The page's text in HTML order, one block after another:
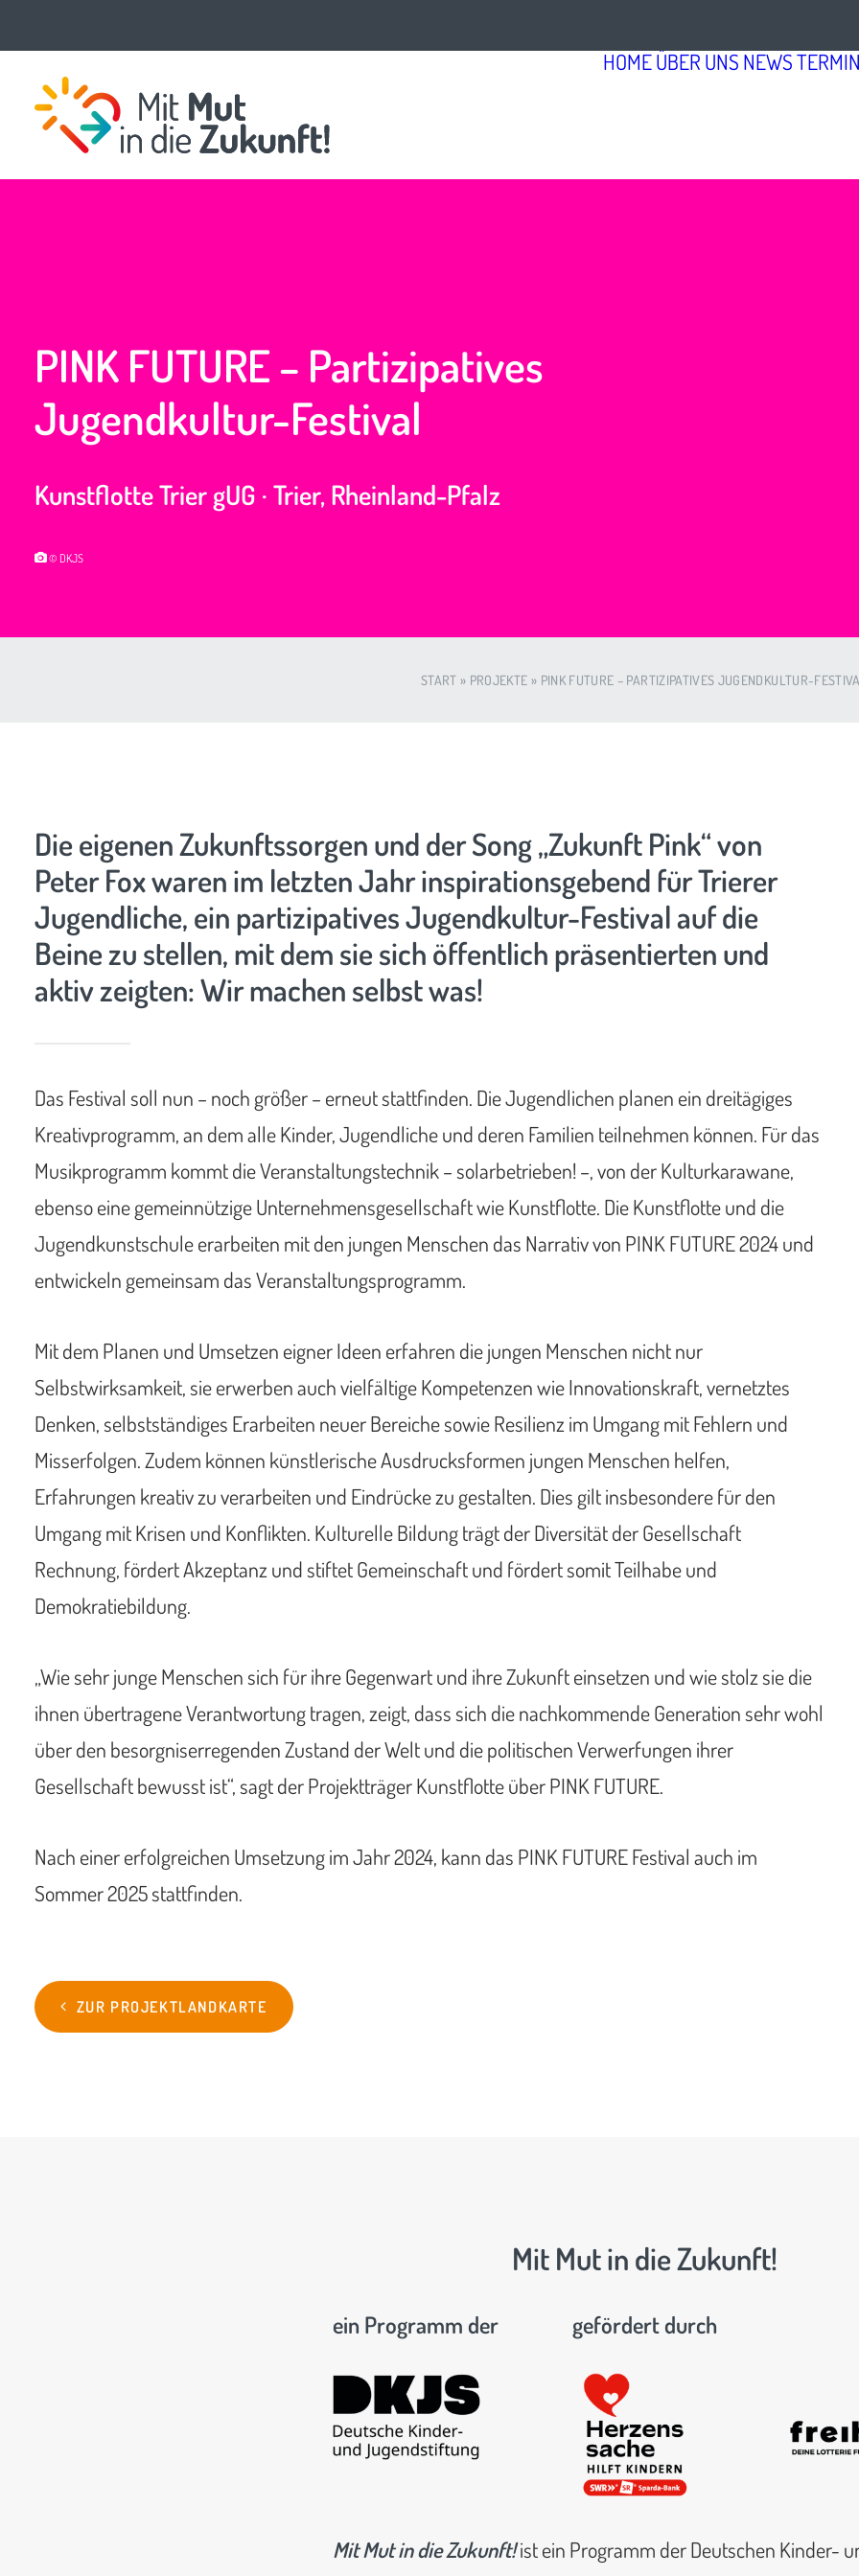
HOMEÜBER UNS NEWS
PINK FUTURE – Partizipatives
Jugendkultur-Festival
Kunstflotte Trier gUG · Trier, Rheinland-Pfalz
© DKJS
START » PROJEKTE » PINK FUTURE – PARTIZIPATIVES JUGENDKULTUR-
Die eigenen Zukunftssorgen und der Song „Zukunft Pink“ von
Peter Fox waren im letzten Jahr inspirationsgebend für Trierer
Jugendliche, ein partizipatives Jugendkultur-Festival auf die
Beine zu stellen, mit dem sie sich öffentlich präsentierten und
aktiv zeigten: Wir machen selbst was!
Das Festival soll nun – noch größer – erneut stattfinden. Die Jugendlichen planen ein dreitägiges
Kreativprogramm, an dem alle Kinder, Jugendliche und deren Familien teilnehmen können. Für das
Musikprogramm kommt die Veranstaltungstechnik – solarbetrieben! –, von der Kulturkarawane,
ebenso eine gemeinnützige Unternehmensgesellschaft wie Kunstflotte. Die Kunstflotte und die
Jugendkunstschule erarbeiten mit den jungen Menschen das Narrativ von PINK FUTURE 2024 und
entwickeln gemeinsam das Veranstaltungsprogramm.
Mit dem Planen und Umsetzen eigner Ideen erfahren die jungen Menschen nicht nur
Selbstwirksamkeit, sie erwerben auch vielfältige Kompetenzen wie Innovationskraft, vernetztes
Denken, selbstständiges Erarbeiten neuer Bereiche sowie Resilienz im Umgang mit Fehlern und
Misserfolgen. Zudem können künstlerische Ausdrucksformen jungen Menschen helfen,
Erfahrungen kreativ zu verarbeiten und Eindrücke zu gestalten. Dies gilt insbesondere für den
Umgang mit Krisen und Konflikten. Kulturelle Bildung trägt der Diversität der Gesellschaft
Rechnung, fördert Akzeptanz und stiftet Gemeinschaft und fördert somit Teilhabe und
Demokratiebildung.
„Wie sehr junge Menschen sich für ihre Gegenwart und ihre Zukunft einsetzen und wie stolz sie die
ihnen übertragene Verantwortung tragen, zeigt, dass sich die nachkommende Generation sehr wohl
über den besorgniserregenden Zustand der Welt und die politischen Verwerfungen ihrer
Gesellschaft bewusst ist“, sagt der Projektträger Kunstflotte über PINK FUTURE.
Nach einer erfolgreichen Umsetzung im Jahr 2024, kann das PINK FUTURE Festival auch im
Sommer 2025 stattfinden.
ZUR PROJEKTLANDKARTE
Mit Mut in die Zukunft!
ein Programm der gefördert durch
Mit Mut in die Zukunft!ist ein Programm der Deutschen Kinder-